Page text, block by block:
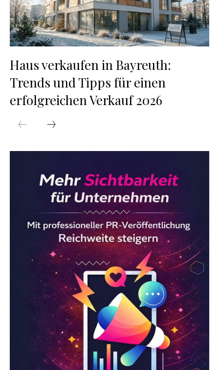
Haus verkaufen in Bayreuth:
Trends und Tipps für einen
erfolgreichen Verkauf 2026